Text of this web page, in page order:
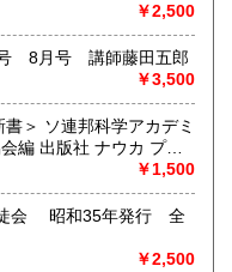
献、外国書
￥2,500
8月号 講師藤田五郎
￥3,500
＞ ソ連邦科学アカデミ
プロ
￥1,500
会 昭和35年発行 全
￥2,500